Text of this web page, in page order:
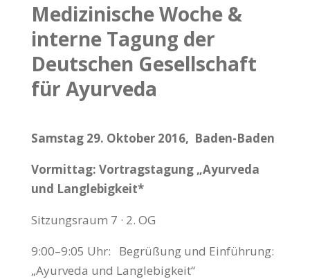
Medizinische Woche &
interne Tagung der
Deutschen Gesellschaft
für Ayurveda
Samstag 29. Oktober 2016, Baden-Baden
Vormittag: Vortragstagung „Ayurveda
und Langlebigkeit*
Sitzungsraum 7 · 2. OG
9:00–9:05 Uhr: Begrüßung und Einführung:
„Ayurveda und Langlebigkeit“